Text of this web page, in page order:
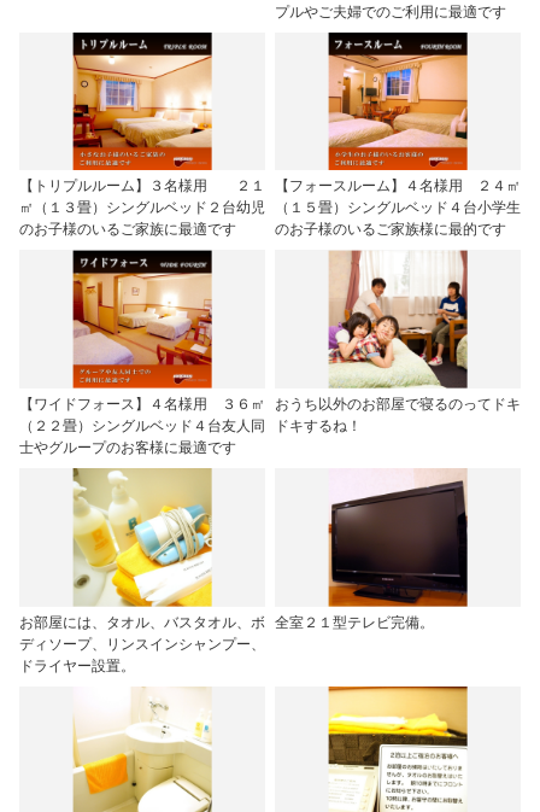
プルやご夫婦でのご利用に最適です
【トリプルルーム】３名様用 ２１
㎡（１３畳）シングルベッド２台幼児
のお子様のいるご家族に最適です
【フォースルーム】４名様用 ２４㎡
（１５畳）シングルベッド４台小学生
のお子様のいるご家族様に最的です
【ワイドフォース】４名様用 ３６㎡
（２２畳）シングルベッド４台友人同
士やグループのお客様に最適です
おうち以外のお部屋で寝るのってドキ
ドキするね！
お部屋には、タオル、バスタオル、ボ
ディソープ、リンスインシャンプー、
ドライヤー設置。
全室２１型テレビ完備。